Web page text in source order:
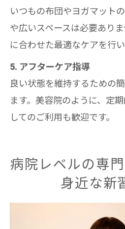
いつもの布団やヨガマット
や広いスペースは必要あり
に合わせた最適なケアを行い
5. アフターケア指導
良い状態を維持するための
ます。美容院のように、定
してのご利用も歓迎です。
病院レベルの専
身近な新